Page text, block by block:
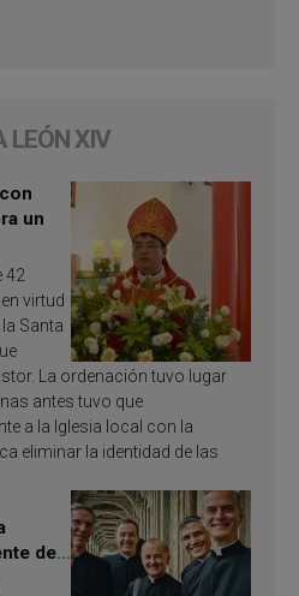
LEÓN XIV
un
42
virtud
Santa
La ordenación tuvo lugar
antes tuvo que
a la Iglesia local con la
eliminar la identidad de las
de